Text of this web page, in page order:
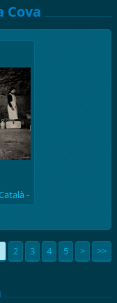
Cova
-
2 3 4 5 > >>